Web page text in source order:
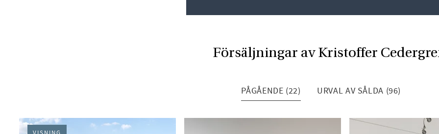
Försäljningar av Kristoffer
PÅGÅENDE (22) URVAL AV SÅLDA (96)
PÅGÅENDE (22)